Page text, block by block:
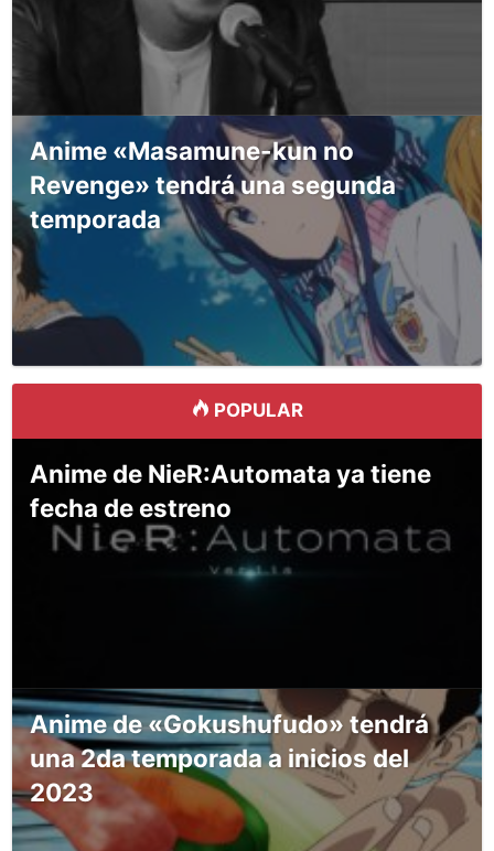
Anime «Masamune-kun no
Revenge» tendrá una segunda
temporada
POPULAR
Anime de NieR:Automata ya tiene
fecha de estreno
Anime de «Gokushufudo» tendrá
una 2da temporada a inicios del
2023